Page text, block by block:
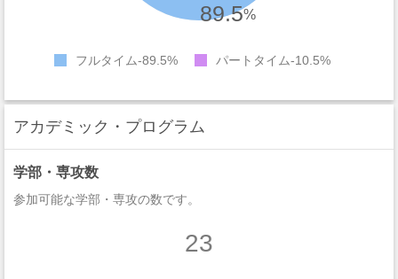
89.5%
フルタイム 89.5% パートタイム 10.5%
アカデミック・プログラム
学部・専攻数
参加可能な学部・専攻の数です。
23